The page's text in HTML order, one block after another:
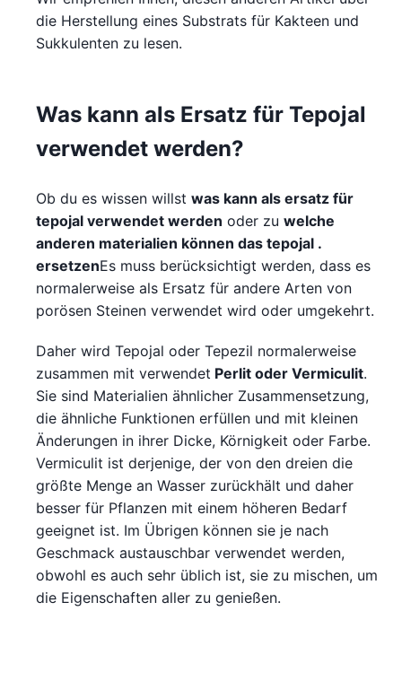
die Herstellung eines Substrats für Kakteen und
Sukkulenten zu lesen.
Was kann als Ersatz für Tepojal
verwendet werden?
Ob du es wissen willst was kann als ersatz für
tepojal verwendet werden oder zu welche
anderen materialien können das tepojal .
ersetzenEs muss berücksichtigt werden, dass es
normalerweise als Ersatz für andere Arten von
porösen Steinen verwendet wird oder umgekehrt.
Daher wird Tepojal oder Tepezil normalerweise
zusammen mit verwendet Perlit oder Vermiculit.
Sie sind Materialien ähnlicher Zusammensetzung,
die ähnliche Funktionen erfüllen und mit kleinen
Änderungen in ihrer Dicke, Körnigkeit oder Farbe.
Vermiculit ist derjenige, der von den dreien die
größte Menge an Wasser zurückhält und daher
besser für Pflanzen mit einem höheren Bedarf
geeignet ist. Im Übrigen können sie je nach
Geschmack austauschbar verwendet werden,
obwohl es auch sehr üblich ist, sie zu mischen, um
die Eigenschaften aller zu genießen.